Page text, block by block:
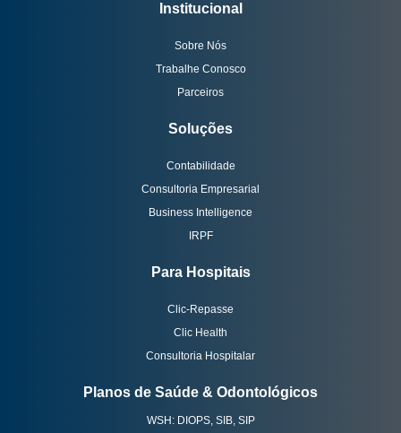
Institucional
Sobre Nós
Trabalhe Conosco
Parceiros
Soluções
Contabilidade
Consultoria Empresarial
Business Intelligence
IRPF
Para Hospitais
Clic-Repasse
Clic Health
Consultoria Hospitalar
Planos de Saúde & Odontológicos
WSH: DIOPS, SIB, SIP